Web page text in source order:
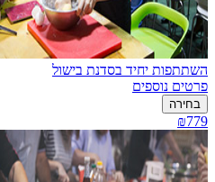
השתתפות יחיד בסדנת בישול
פרטים נוספים
בחירה
₪779